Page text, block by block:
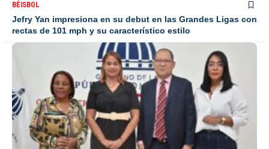
BÉISBOL
Jefry Yan impresiona en su debut en las Grandes Ligas con
rectas de 101 mph y su característico estilo